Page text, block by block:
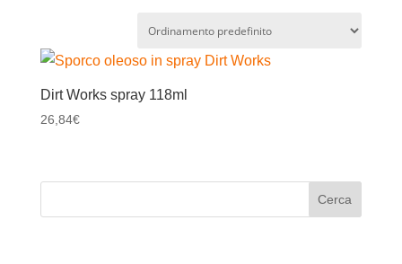
Dirt Works spray 118ml
26,84€